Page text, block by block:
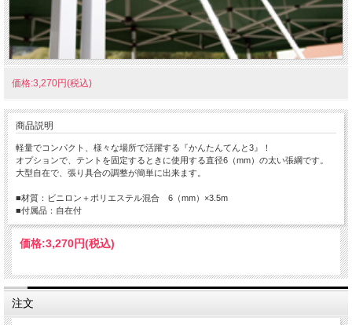
価格:3,270円(税込)
商品説明
軽量でコンパクト、様々な場所で活躍する『かんたんてんと3』！
オプションで、テントを固定するときに使用する直径6（mm）の太い張綱です。
大型自在で、張り具合の調整が簡単に出来ます。
■材質：ビニロン＋ポリエステル混合 6（mm）×3.5m
■付属品：自在付
価格:3,270円(税込)
注文